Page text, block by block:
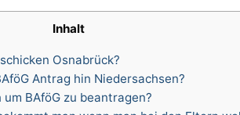
Inhalt
Osnabrück?
Antrag hin Niedersachsen?
BAföG zu beantragen?